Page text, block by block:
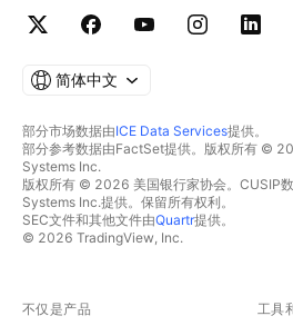
简体中文
部分市场数据由ICE Data Services提供。
部分参考数据由FactSet提供。版权所有 ©
Systems Inc.
版权所有 © 2026 美国银行家协会。CUSIP
Systems Inc.提供。保留所有权利。
SEC文件和其他文件由Quartr提供。
© 2026 TradingView, Inc.
不仅是产品 工具